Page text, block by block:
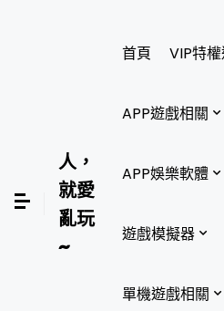
人，
就愛
亂玩
~
首頁 VIP特
APP遊戲相關
APP娛樂軟體
遊戲模擬器
單機遊戲相關